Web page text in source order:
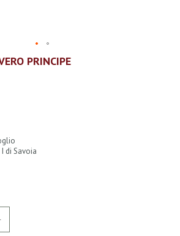
PRINCIPE
di Savoia